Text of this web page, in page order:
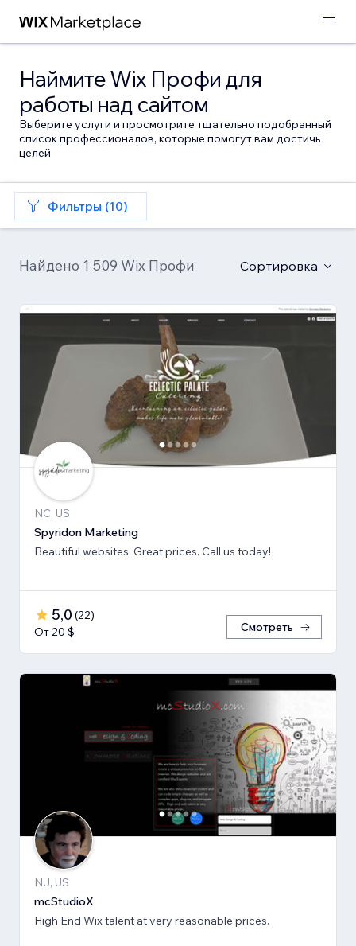
Наймите Wix Профи для
работы над сайтом
Выберите услуги и просмотрите тщательно подобранный
список профессионалов, которые помогут вам достичь
целей
Фильтры (10)
Найдено 1 509 Wix Профи Сортировка
NC, US
Spyridon Marketing
Beautiful websites. Great prices. Call us today!
5,0 (22)
От 20 $
Смотреть
NJ, US
mcStudioX
High End Wix talent at very reasonable prices.